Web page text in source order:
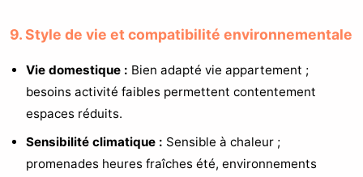
9. Style de vie et compatibilité environnementale
Vie domestique : Bien adapté vie appartement ;
besoins activité faibles permettent contentement
espaces réduits.
Sensibilité climatique : Sensible à chaleur ;
promenades heures fraîches été, environnements